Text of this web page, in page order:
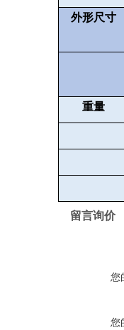
外形尺寸
重量
留言询价
您
您